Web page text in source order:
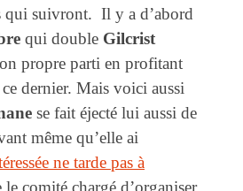
qui suivront. Il y a d’abord
qui double Gilcrist
propre parti en profitant
dernier. Mais voici aussi
se fait éjecté lui aussi de
même qu’elle ai
ne tarde pas à
le comité chargé d’organiser